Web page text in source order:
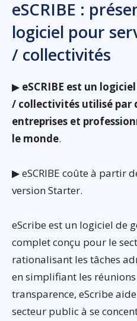
eSCRIBE :
logiciel pour
/ collectivités
▶ eSCRIBE est un
/ collectivités utilisé par
entreprises et
le monde.
▶ eSCRIBE coûte à partir
version Starter.
eScribe est un logiciel de
complet conçu pour le
rationalisant les tâches
en simplifiant les
transparence, eScribe
secteur public à se